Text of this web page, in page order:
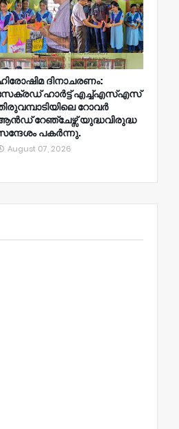
ദിനാചരണം:
ഹാർട്ട് എച്ച്എസ്എസ്
റോവർ
റേഞ്ചേഴ്സ് യുദ്ധവിരുദ്ധ
പകർന്നു.
August 07, 2026